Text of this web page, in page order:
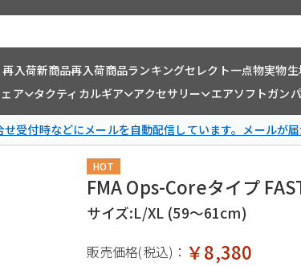
入荷新商品再入荷商品ランキングセレクト一点物実物
ア タクティカルギア アクセサリー エアソフトガン
せ受付時などにメールを自動配信しています。メールが
HOT
FMA Ops-Coreタイプ
サイズ:L/XL (59～61cm)
販売価格(税込)： ￥8,380